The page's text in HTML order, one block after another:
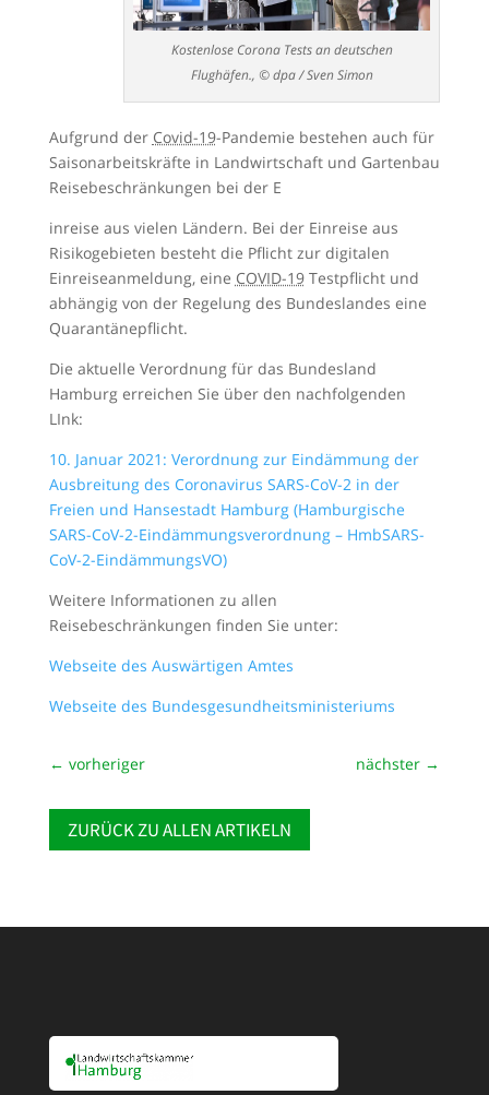
Kostenlose Corona Tests an deutschen
Flughäfen., © dpa / Sven Simon
Aufgrund der Covid-19-Pandemie bestehen auch für
Saisonarbeitskräfte in Landwirtschaft und Gartenbau
Reisebeschränkungen bei der E
inreise aus vielen Ländern. Bei der Einreise aus
Risikogebieten besteht die Pflicht zur digitalen
Einreiseanmeldung, eine COVID-19Testpflicht und
abhängig von der Regelung des Bundeslandes eine
Quarantänepflicht.
Die aktuelle Verordnung für das Bundesland
Hamburg erreichen Sie über den nachfolgenden
LInk:
10. Januar 2021: Verordnung zur Eindämmung der
Ausbreitung des Coronavirus SARS-CoV-2 in der
Freien und Hansestadt Hamburg (Hamburgische
SARS-CoV-2-Eindämmungsverordnung – HmbSARS-
CoV-2-EindämmungsVO)
Weitere Informationen zu allen
Reisebeschränkungen finden Sie unter:
Webseite des Auswärtigen Amtes
Webseite des Bundesgesundheitsministeriums
← vorheriger nächster →
ZURÜCK ZU ALLEN ARTIKELN